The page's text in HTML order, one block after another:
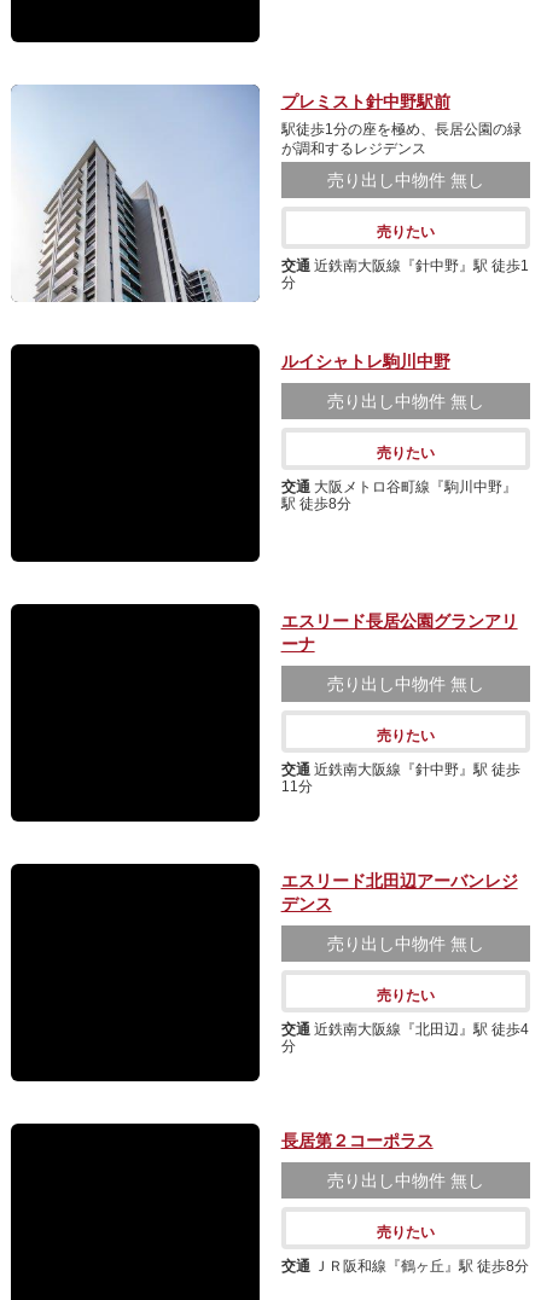
プレミスト針中野駅前
駅徒歩1分の座を極め、長居公園の緑
が調和するレジデンス
売り出し中物件 無し
売りたい
交通 近鉄南大阪線『針中野』駅 徒歩1
分
ルイシャトレ駒川中野
売り出し中物件 無し
売りたい
交通 大阪メトロ谷町線『駒川中野』
駅 徒歩8分
エスリード長居公園グランアリ
ーナ
売り出し中物件 無し
売りたい
交通 近鉄南大阪線『針中野』駅 徒歩
11分
エスリード北田辺アーバンレジ
デンス
売り出し中物件 無し
売りたい
交通 近鉄南大阪線『北田辺』駅 徒歩4
分
長居第２コーポラス
売り出し中物件 無し
売りたい
交通 ＪＲ阪和線『鶴ヶ丘』駅 徒歩8分